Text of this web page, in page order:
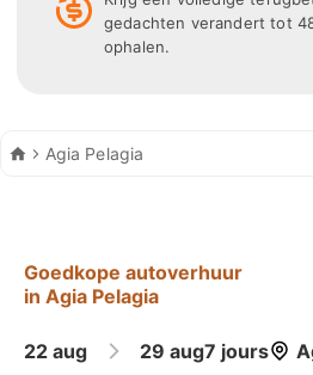
gedachten verandert tot
ophalen.
Autohuur
Agia Pelagia
Goedkope autoverhuur
in Agia Pelagia
22 aug 29 aug7 jours